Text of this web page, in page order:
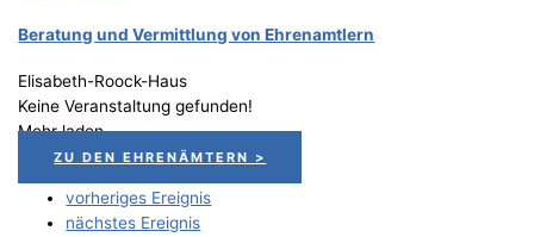
Bera­tung und Ver­mitt­lung von Ehrenamtlern
Elisabeth-Roock-Haus
Keine Veranstaltung gefunden!
Mehr laden
ZU DEN EHRENÄMTERN >
vorheriges Ereignis
nächstes Ereignis